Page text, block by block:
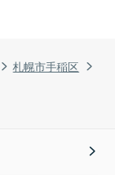
札幌市手稲区